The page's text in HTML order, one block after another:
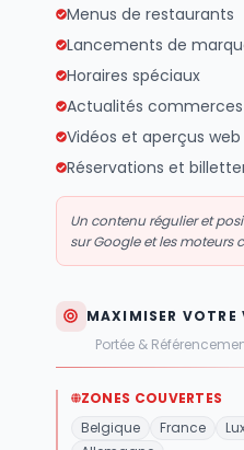
Menus de restaurants
Lancements de
Horaires spéciaux
Actualités commerces
Vidéos et aperçus web
Réservations et
Un contenu régulier et
sur Google et les moteurs
MAXIMISER VOTRE
Portée &
ZONES COUVERTES
Belgique
France